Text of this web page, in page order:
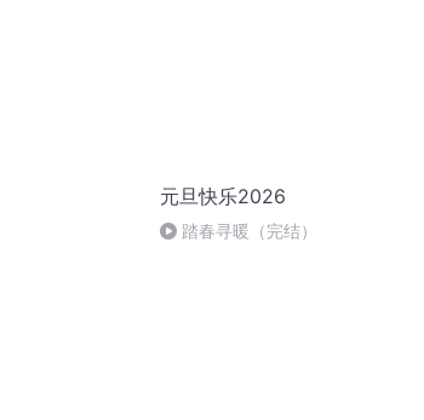
元旦快乐2026
踏春寻暖（完结）